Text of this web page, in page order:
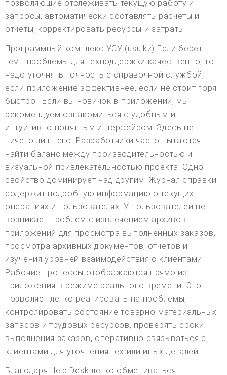
позволяющие отслеживать текущую работу и
запросы, автоматически составлять расчеты и
отчеты, корректировать ресурсы и затраты.
Программный комплекс УСУ (usu.kz) Если берет
темп проблемы для техподдержки качественно, то
надо уточнять точность с справочной службой,
если приложение эффективнее, если не стоит горя
быстро . Если вы новичок в приложении, мы
рекомендуем ознакомиться с удобным и
интуитивно понятным интерфейсом. Здесь нет
ничего лишнего. Разработчики часто пытаются
найти баланс между производительностью и
визуальной привлекательностью проекта. Одно
свойство доминирует над другим. Журнал справки
содержит подробную информацию о текущих
операциях и пользователях. У пользователей не
возникает проблем с извлечением архивов
приложений для просмотра выполненных заказов,
просмотра архивных документов, отчетов и
изучения уровней взаимодействия с клиентами.
Рабочие процессы отображаются прямо из
приложения в режиме реального времени. Это
позволяет легко реагировать на проблемы,
контролировать состояние товарно-материальных
запасов и трудовых ресурсов, проверять сроки
выполнения заказов, оперативно связываться с
клиентами для уточнения тех или иных деталей.
Благодаря Help Desk легко обмениваться